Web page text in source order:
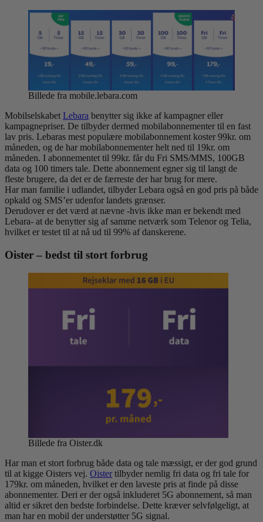
Billede fra mobile.lebara.com
Mobilselskabet Lebara benytter sig ikke af kampagner eller
kampagnepriser. De tilbyder dermed mobilabonnementer til en fast
lav pris. Lebaras mest populære mobilabonnement koster 99kr. om
måneden, og de har mobilabonnementer helt ned til 19kr. om
måneden. I abonnementet til 99kr. får du Fri SMS/MMS, 100GB
data og 100 timers tale. Dette abonnement egner sig til langt de
fleste brugere, da det er de færreste der har brug for mere.
Har man familie i udlandet, tilbyder Lebara også en god pris på både
opkald og SMS’er udenfor landets grænser.
Derudover er det værd at nævne -hvis ikke man er bekendt med
Lebara- at de benytter sig af samme netværk som Telenor og Telia,
hvilket er testet til at nå ud til 99% af danskerene.
Oister – bedst til stort forbrug
Billede fra Oister.dk
Har man et stort forbrug både data og tale mæssigt, er der god grund
til at kigge Oisters vej. Oister tilbyder nemlig fri data og fri tale for
179kr. om måneden, hvilket er den laveste pris at finde på disse
abonnementer. Deri er der også inkluderet 5G abonnement, så man
altid er sikret den bedste forbindelse. Dette kræver selvfølgeligt, at
man har en mobil der understøtter 5G signal.